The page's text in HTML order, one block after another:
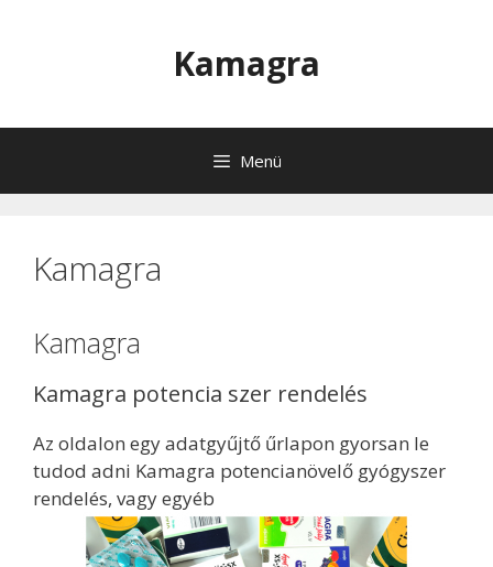
Kamagra
Menü
Kamagra
Kamagra
Kamagra potencia szer rendelés
Az oldalon egy adatgyűjtő űrlapon gyorsan le
tudod adni Kamagra potencianövelő gyógyszer
rendelés, vagy egyéb